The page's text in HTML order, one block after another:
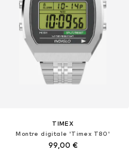
TIMEX
Montre digitale 'Timex T80'
99,00 €